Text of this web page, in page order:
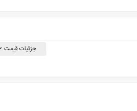
جزئیات قیمت